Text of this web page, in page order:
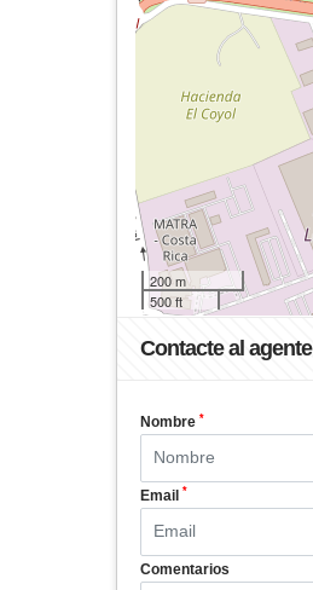
200 m
500 ft
Contacte al agente
Nombre *
Email *
Comentarios